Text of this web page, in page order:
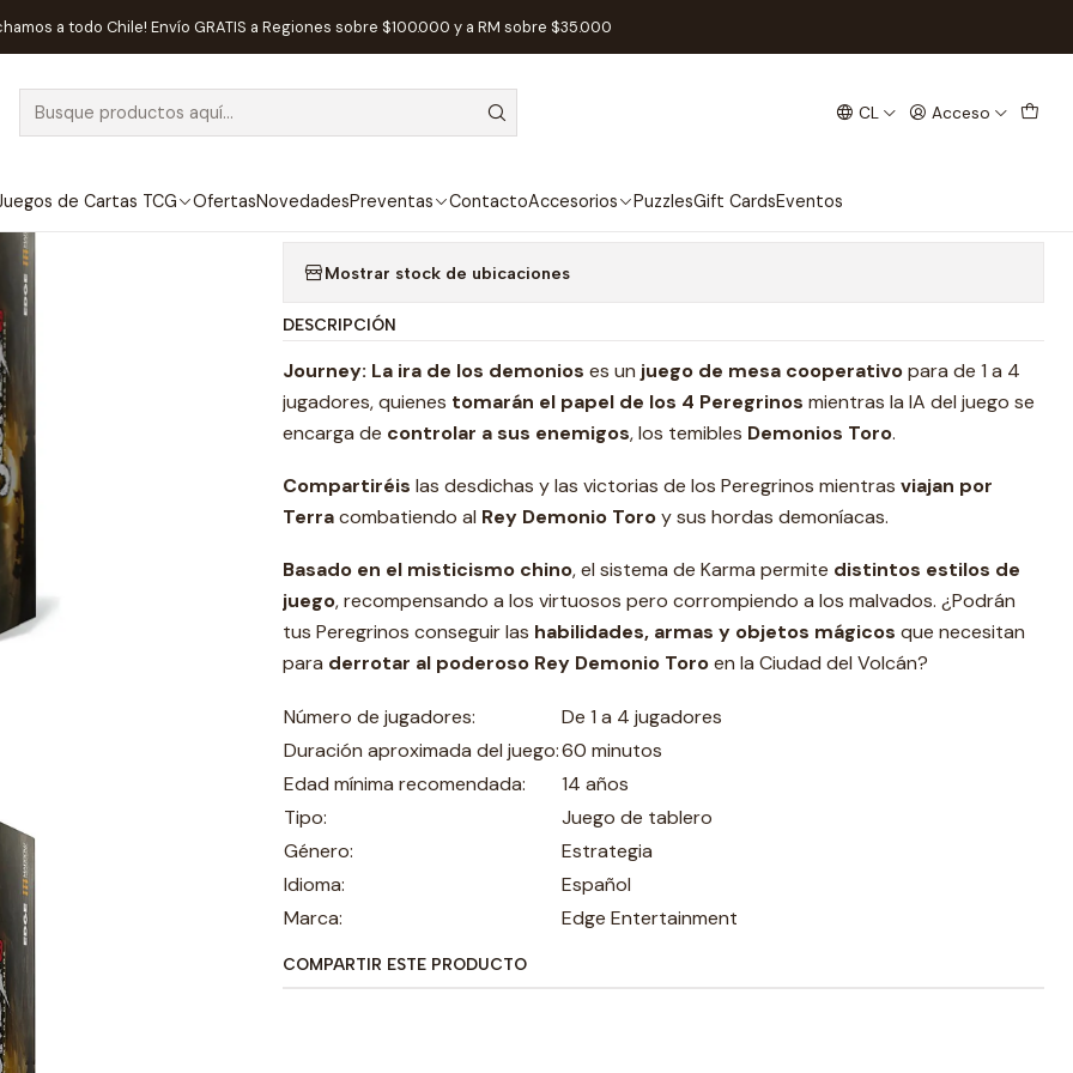
CL Acceso
de Cartas TCG OfertasNovedadesPreventas ContactoAccesorios PuzzlesGift CardsEventos
a todo Chile! Envío GRATIS a Regiones sobre $100.000 y a RM sobre $35.000
de Mesa Editorial EDGE Journey: La Ira de los Demonios - Español
AGOTADO Journey: La Ira de los Demonios - Español
Agregar a la lista de favoritos
Mostrar stock de ubicaciones
DESCRIPCIÓN
Journey: La ira de los demonios es un juego de mesa cooperativopara de 1 a 4
jugadores, quienes tomarán el papel de los 4 Peregrinos mientras la IA del juego se
encarga de controlar a sus enemigos, los temibles Demonios Toro.
Compartiréis las desdichas y las victorias de los Peregrinos mientras viajan por
Terracombatiendo al Rey Demonio Toroy sus hordas demoníacas.
Basado en el misticismo chino, el sistema de Karma permite distintos estilos de
juego, recompensando a los virtuosos pero corrompiendo a los malvados. ¿Podrán
tus Peregrinos conseguir las habilidades, armas y objetos mágicos que necesitan
para derrotar al poderoso Rey Demonio Toroen la Ciudad del Volcán?
Número de jugadores:
De 1 a 4 jugadores
Duración aproximada del juego:60 minutos
Edad mínima recomendada:
14 años
Tipo:
Juego de tablero
Género:
Estrategia
Idioma:
Español
Marca:
Edge Entertainment
COMPARTIR ESTE PRODUCTO